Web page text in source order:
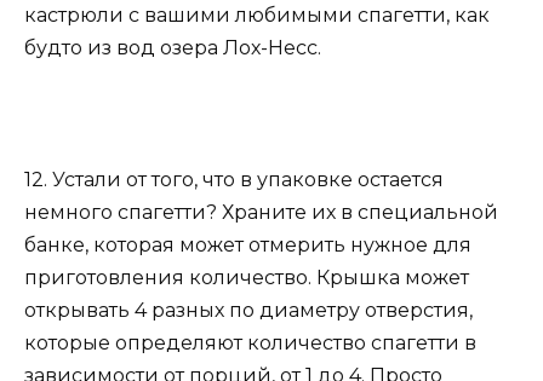
кастрюли с вашими любимыми спагетти, как
будто из вод озера Лох-Несс.
12. Устали от того, что в упаковке остается
немного спагетти? Храните их в специальной
банке, которая может отмерить нужное для
приготовления количество. Крышка может
открывать 4 разных по диаметру отверстия,
которые определяют количество спагетти в
зависимости от порций, от 1 до 4. Просто